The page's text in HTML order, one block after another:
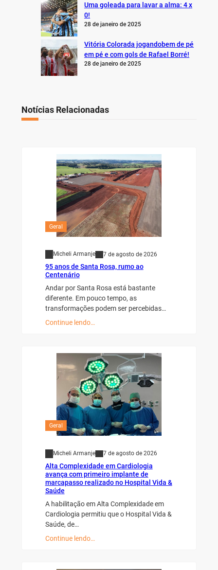
Uma goleada para lavar a alma: 4 x
0!
28 de janeiro de 2025
Vitória Colorada jogandobem de pé
em pé e com gols de Rafael Borré!
28 de janeiro de 2025
Notícias Relacionadas
Geral
Micheli Armanje 7 de agosto de 2026
95 anos de Santa Rosa, rumo ao
Centenário
Andar por Santa Rosa está bastante
diferente. Em pouco tempo, as
transformações podem ser percebidas…
Continue lendo…
Geral
Micheli Armanje 7 de agosto de 2026
Alta Complexidade em Cardiologia
avança com primeiro implante de
marcapasso realizado no Hospital Vida &
Saúde
A habilitação em Alta Complexidade em
Cardiologia permitiu que o Hospital Vida &
Saúde, de…
Continue lendo…